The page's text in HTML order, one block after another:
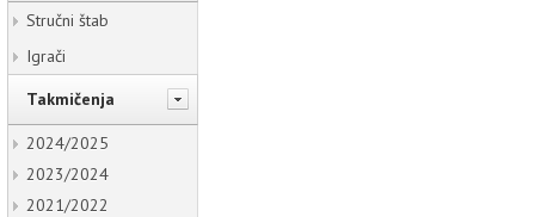
Stručni štab
Igrači
Takmičenja
2024/2025
2023/2024
2021/2022